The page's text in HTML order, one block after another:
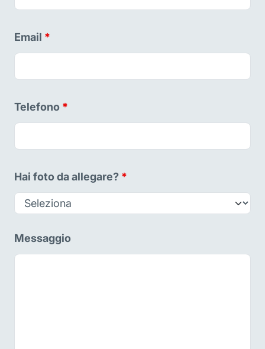
Email *
Telefono *
Hai foto da allegare? *
Messaggio